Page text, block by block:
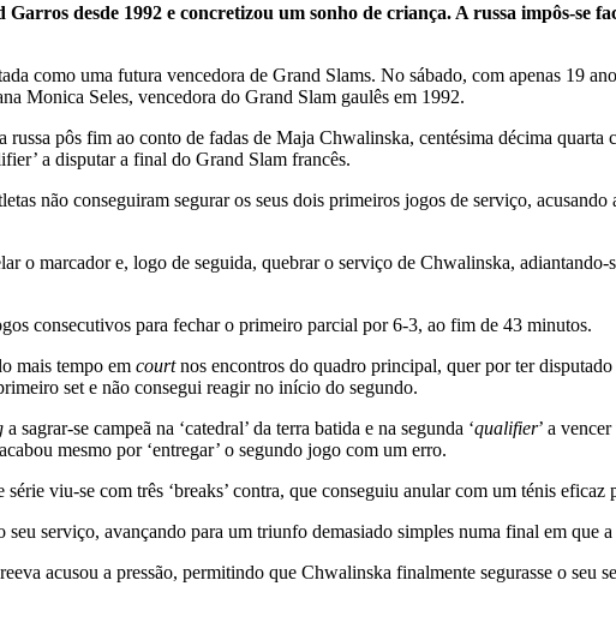
desde 1992 e concretizou um sonho de criança. A russa impôs-se
como uma futura vencedora de Grand Slams. No sábado, com apenas 19
Monica Seles, vencedora do Grand Slam gaulês em 1992.
russa pôs fim ao conto de fadas de Maja Chwalinska, centésima décima
a disputar a final do Grand Slam francês.
não conseguiram segurar os seus dois primeiros jogos de serviço, acusando
o marcador e, logo de seguida, quebrar o serviço de Chwalinska,
consecutivos para fechar o primeiro parcial por 6-3, ao fim de 43 minutos.
mais tempo em courtnos encontros do quadro principal, quer por ter
set e não consegui reagir no início do segundo.
a sagrar-se campeã na ‘catedral’ da terra batida e na segunda ‘qualifier’ a vencer
mesmo por ‘entregar’ o segundo jogo com um erro.
viu-se com três ‘breaks’ contra, que conseguiu anular com um ténis
serviço, avançando para um triunfo demasiado simples numa final em que
acusou a pressão, permitindo que Chwalinska finalmente segurasse o seu